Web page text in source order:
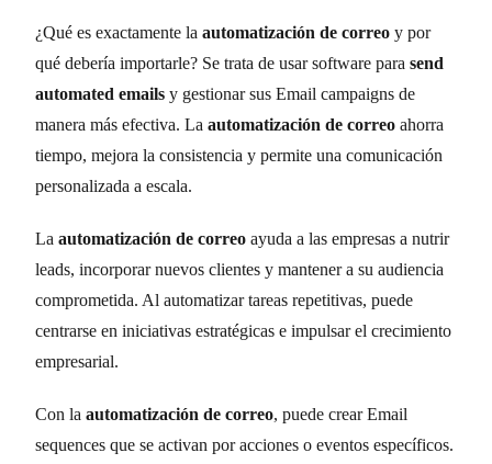
¿Qué es exactamente la automatización de correo y por
qué debería importarle? Se trata de usar software para send
automated emails y gestionar sus Email campaigns de
manera más efectiva. La automatización de correo ahorra
tiempo, mejora la consistencia y permite una comunicación
personalizada a escala.
La automatización de correo ayuda a las empresas a nutrir
leads, incorporar nuevos clientes y mantener a su audiencia
comprometida. Al automatizar tareas repetitivas, puede
centrarse en iniciativas estratégicas e impulsar el crecimiento
empresarial.
Con la automatización de correo, puede crear Email
sequences que se activan por acciones o eventos específicos.